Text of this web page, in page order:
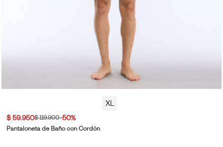
XL
$ 59.950$ 119.900-50%
Pantaloneta de Baño con Cordón